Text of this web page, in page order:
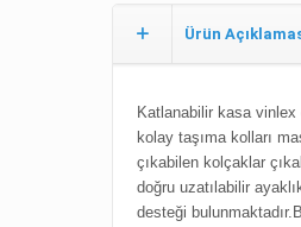
Ürün
Katlanabilir kasa vinlex
kolay taşıma kolları m
çıkabilen kolçaklar ç
doğru uzatılabilir
desteği